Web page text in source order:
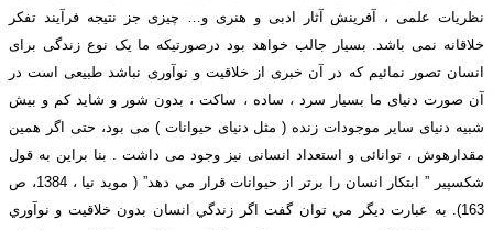
نظریات علمی ، آفرینش آثار ادبی و هنری و… چیزی جز نتیجه فرآیند تفکر
خلاقانه نمی باشد. بسیار جالب خواهد بود درصورتیکه ما یک نوع زندگی برای
انسان تصور نمائیم که در آن خبری از خلاقیت و نوآوری نباشد طبیعی است در
آن صورت دنیای ما بسیار سرد ، ساده ، ساکت ، بدون شور و شاید کم و بیش
شبیه دنیای سایر موجودات زنده ( مثل دنیای حیوانات ) می بود، حتی اگر همین
مقدارهوش ، توانائی و استعداد انسانی نیز وجود می داشت . بنا براين به قول
شكسپير ” ابتكار انسان را برتر از حيوانات قرار مي دهد” ( مويد نيا ، 1384، ص
163). به عبارت ديگر مي توان گفت اگر زندگي انسان بدون خلاقيت و نوآوري